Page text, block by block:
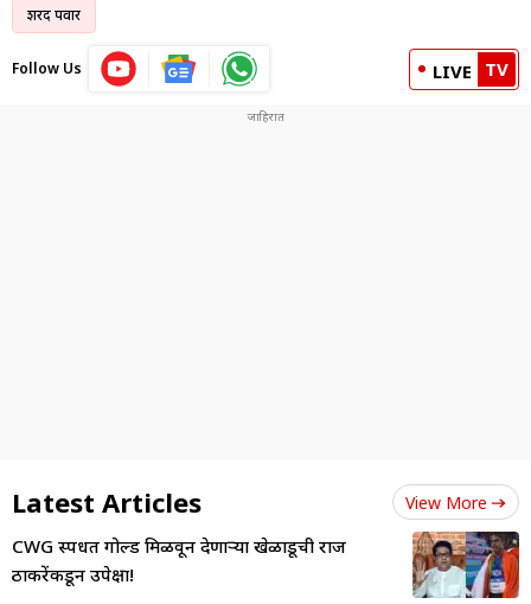
शरद पवार
Follow Us LIVE TV
Latest Articles View More
CWG स्पर्धेत गोल्ड मिळवून देणाऱ्या खेळाडूची राज
ठाकरेंकडून उपेक्षा!